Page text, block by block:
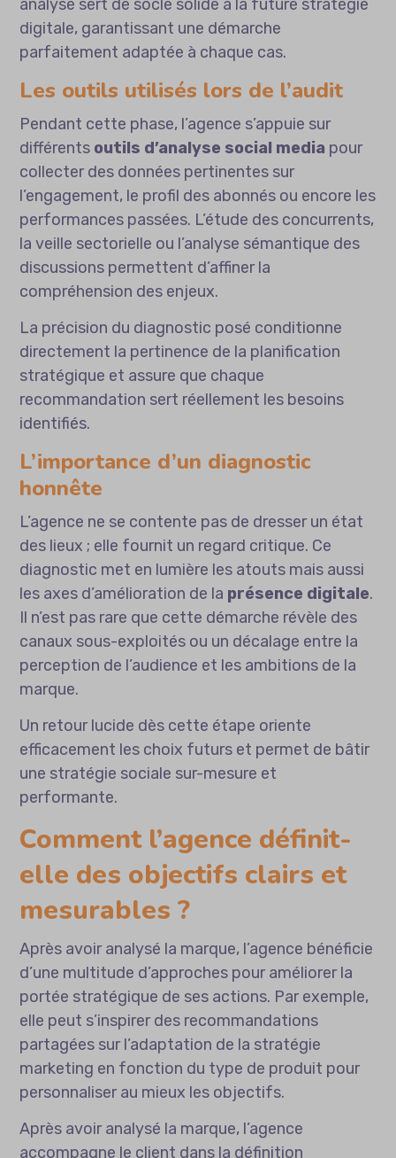
analyse sert de socle solide à la future stratégie
digitale, garantissant une démarche
parfaitement adaptée à chaque cas.
Les outils utilisés lors de l’audit
Pendant cette phase, l’agence s’appuie sur
différents outils d’analyse social media pour
collecter des données pertinentes sur
l’engagement, le profil des abonnés ou encore les
performances passées. L’étude des concurrents,
la veille sectorielle ou l’analyse sémantique des
discussions permettent d’affiner la
compréhension des enjeux.
La précision du diagnostic posé conditionne
directement la pertinence de la planification
stratégique et assure que chaque
recommandation sert réellement les besoins
identifiés.
L’importance d’un diagnostic
honnête
L’agence ne se contente pas de dresser un état
des lieux ; elle fournit un regard critique. Ce
diagnostic met en lumière les atouts mais aussi
les axes d’amélioration de la présence digitale.
Il n’est pas rare que cette démarche révèle des
canaux sous-exploités ou un décalage entre la
perception de l’audience et les ambitions de la
marque.
Un retour lucide dès cette étape oriente
efficacement les choix futurs et permet de bâtir
une stratégie sociale sur-mesure et
performante.
Comment l’agence définit-
elle des objectifs clairs et
mesurables ?
Après avoir analysé la marque, l’agence bénéficie
d’une multitude d’approches pour améliorer la
portée stratégique de ses actions. Par exemple,
elle peut s’inspirer des recommandations
partagées surl’adaptation de la stratégie
marketing en fonction du type de produit pour
personnaliser au mieux les objectifs.
Après avoir analysé la marque, l’agence
accompagne le client dans la définition